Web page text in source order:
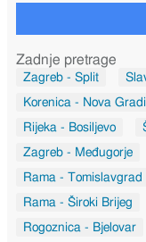
Zadnje pretrage
Zagreb - Split
Korenica - Nova
Rijeka - Bosiljevo
Zagreb - Međugorje
Rama - Tomislavgrad
Rama - Široki Brijeg
Rogoznica - Bjelovar